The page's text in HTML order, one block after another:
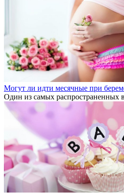
Могут ли идти месячные при
Один из самых распространенных